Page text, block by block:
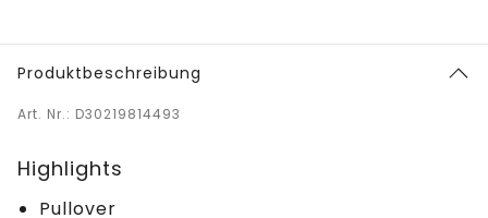
Produktbeschreibung
Art. Nr.: D30219814493
Highlights
Pullover